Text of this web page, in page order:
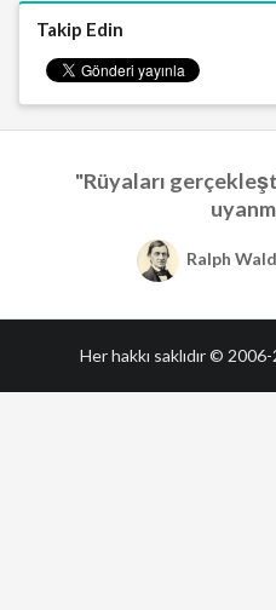
Takip Edin
"Rüyaları
Ralph
Her hakkı saklıdır ©